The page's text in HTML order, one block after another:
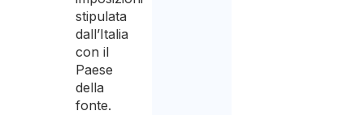
stipulata
dall’Italia
con il
Paese
della
fonte.